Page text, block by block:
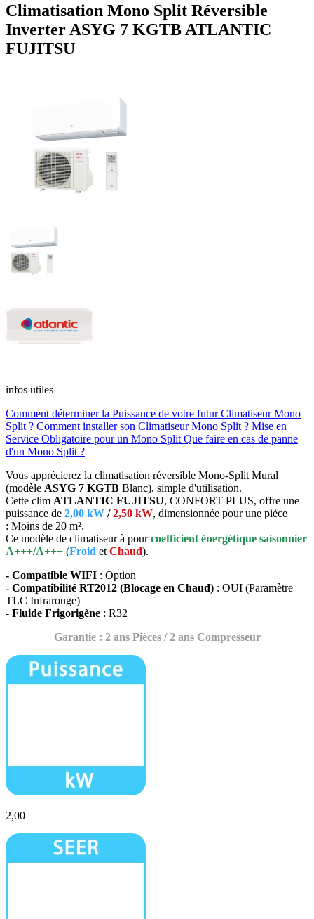
Climatisation Mono Split Réversible
Inverter ASYG 7 KGTB ATLANTIC
FUJITSU
infos utiles
Comment déterminer la Puissance de votre futur Climatiseur Mono
Split ? Comment installer son Climatiseur Mono Split ? Mise en
Service Obligatoire pour un Mono Split Que faire en cas de panne
d'un Mono Split ?
Vous apprécierez la climatisation réversible Mono-Split Mural
(modèle ASYG 7 KGTB Blanc), simple d'utilisation.
Cette clim ATLANTIC FUJITSU, CONFORT PLUS, offre une
puissance de 2,00 kW /2,50 kW, dimensionnée pour une pièce
: Moins de 20 m².
Ce modèle de climatiseur à pourcoefficient énergétique saisonnier
A+++/A+++ (Froid et Chaud).
- Compatible WIFI : Option
- Compatibilité RT2012 (Blocage en Chaud) : OUI (Paramètre
TLC Infrarouge)
- Fluide Frigorigène : R32
Garantie : 2 ans Pièces / 2 ans Compresseur
2,00